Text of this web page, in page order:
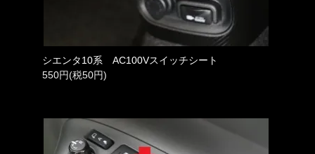
シエンタ10系 AC100Vスイッチシート
550円(税50円)